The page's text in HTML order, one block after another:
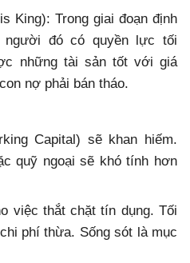
King): Trong giai đoạn định
đó có quyền lực tối
những tài sản tốt với giá
nợ phải bán tháo.
Capital) sẽ khan hiếm.
quỹ ngoại sẽ khó tính hơn
việc thắt chặt tín dụng. Tối
phí thừa. Sống sót là mục